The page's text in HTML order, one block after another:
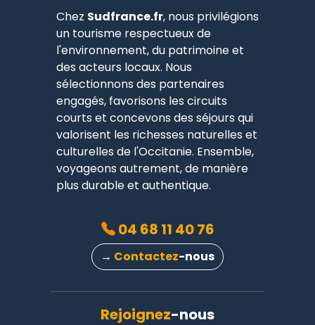
Chez Sudfrance.fr, nous privilégions
un tourisme respectueux de
l'environnement, du patrimoine et
des acteurs locaux. Nous
sélectionnons des partenaires
engagés, favorisons les circuits
courts et concevons des séjours qui
valorisent les richesses naturelles et
culturelles de l'Occitanie. Ensemble,
voyageons autrement, de manière
plus durable et authentique.
Rejoignez-nous
04 68 11 40 76
→ Contactez-nous